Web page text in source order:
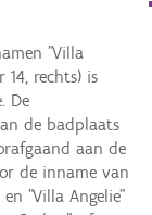
"Villa
14, rechts) is
De
de badplaats
aan de
de inname van
"Villa Angelie"